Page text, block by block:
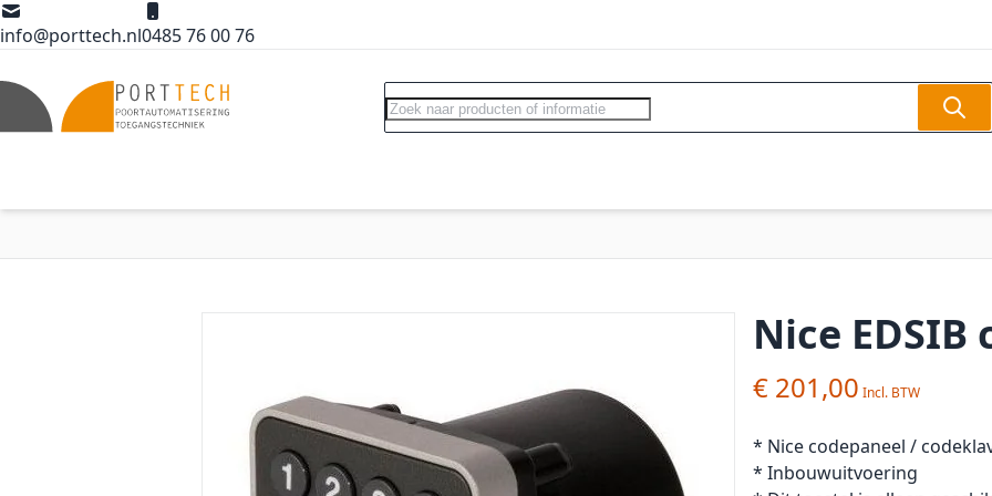
Ga naar de inhoud
info@porttech.nl0485 76 00 76
Search Search
Nice
€ 201,00
* Nice codepaneel /
* Inbouwuitvoering